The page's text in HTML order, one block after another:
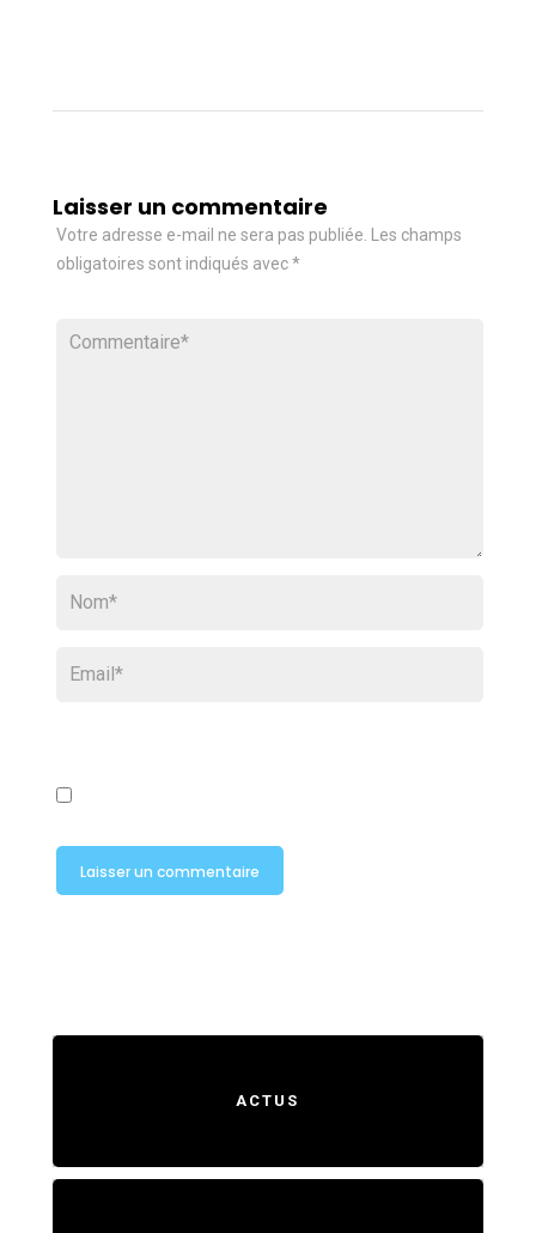
Laisser un commentaire
Votre adresse e-mail ne sera pas publiée.
Les champs
obligatoires sont indiqués avec*
ACTUS